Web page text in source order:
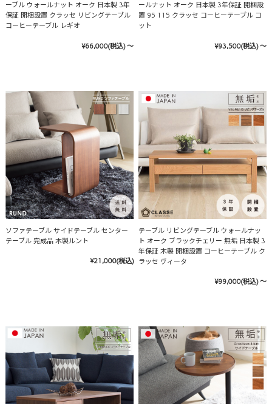
ーブル ウォールナット オーク 日本製 3年
保証 開梱設置 クラッセ リビングテーブル
コーヒーテーブル レギオ
¥66,000(税込) ～
ールナット オーク 日本製 3年保証 開梱設
置 95 115 クラッセ コーヒーテーブル コ
ット
¥93,500(税込) ～
ソファテーブル サイドテーブル センター
テーブル 完成品 木製ルント
¥21,000(税込)
テーブル リビングテーブル ウォールナッ
ト オーク ブラックチェリー 無垢 日本製 3
年保証 木製 開梱設置 コーヒーテーブル ク
ラッセ ヴィータ
¥99,000(税込) ～